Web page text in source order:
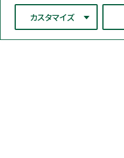
カスタマイズ